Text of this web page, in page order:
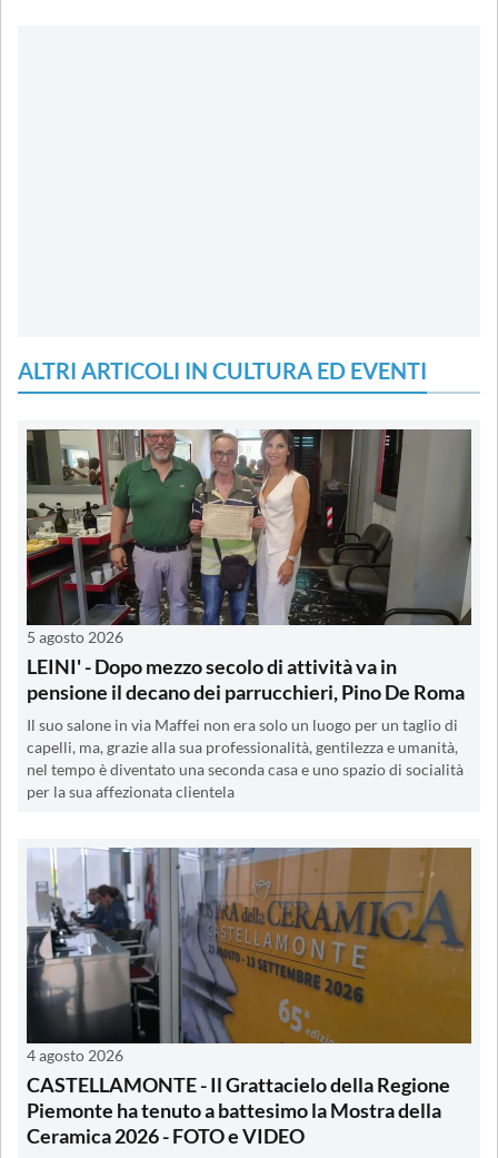
ALTRI ARTICOLI IN CULTURA ED EVENTI
5 agosto 2026
LEINI' - Dopo mezzo secolo di attività va in
pensione il decano dei parrucchieri, Pino De Roma
Il suo salone in via Maffei non era solo un luogo per un taglio di
capelli, ma, grazie alla sua professionalità, gentilezza e umanità,
nel tempo è diventato una seconda casa e uno spazio di socialità
per la sua affezionata clientela
4 agosto 2026
CASTELLAMONTE - Il Grattacielo della Regione
Piemonte ha tenuto a battesimo la Mostra della
Ceramica 2026 - FOTO e VIDEO